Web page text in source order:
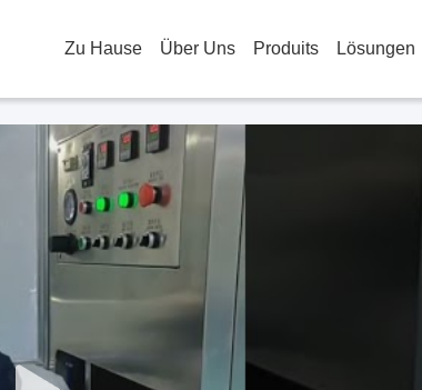
Zu Hause Über Uns Produits Lösungen